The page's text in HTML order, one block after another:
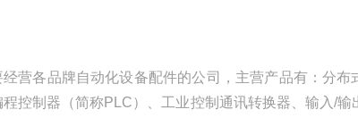
营各品牌自动化设备配件的公司，主营产品有：分布
控制器（简称PLC）、工业控制通讯转换器、输入/输